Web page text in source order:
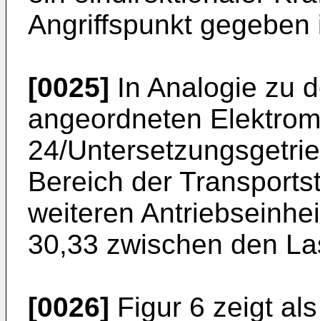
Angriffspunkt gegeben
[0025] In Analogie zu
angeordneten
24/
Bereich der
weiteren
30,33 zwischen den
[0026] Figur 6 zeigt